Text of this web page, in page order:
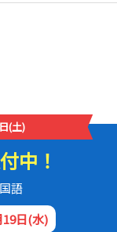
(土)
中！
語
日(水)